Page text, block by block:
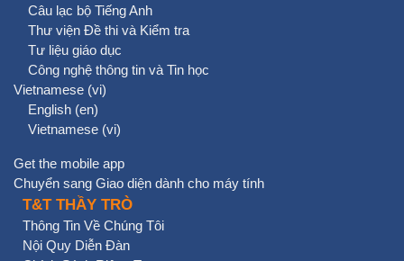
Câu lạc bộ Tiếng Anh
Thư viện Đề thi và Kiểm tra
Tư liệu giáo dục
Công nghệ thông tin và Tin học
Vietnamese ‎(vi)‎
English ‎(en)‎
Vietnamese ‎(vi)‎
Get the mobile app
Chuyển sang Giao diện dành cho máy tính
T&T THẦY TRÒ
Thông Tin Về Chúng Tôi
Nội Quy Diễn Đàn